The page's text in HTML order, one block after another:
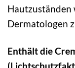
Hautzuständen
Dermatologen
Enthält die